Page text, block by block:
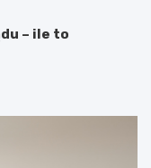
– ile to